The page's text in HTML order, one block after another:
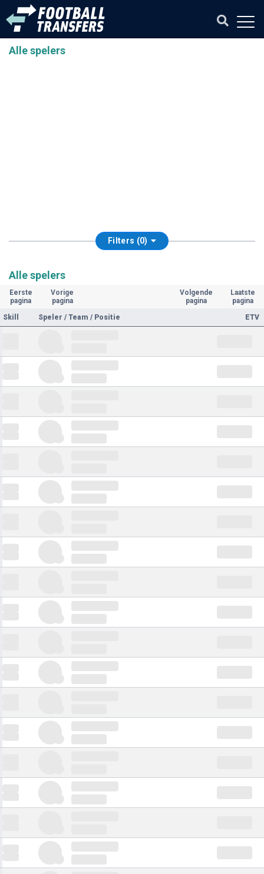
Alle spelers
Filters (0)
Alle spelers
Eerste
pagina
Vorige
pagina
Volgende
pagina
Laatste
pagina
Skill
Speler / Team / Positie ETV